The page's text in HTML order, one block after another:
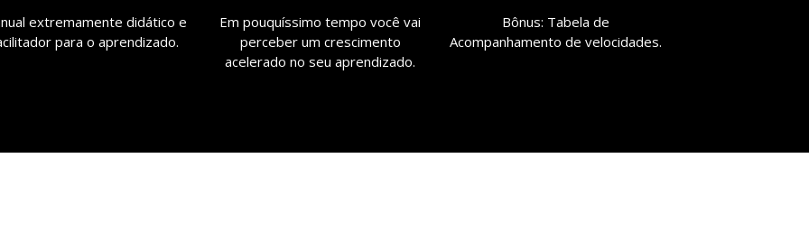
extremamente didático e
para o aprendizado.
Em pouquíssimo tempo você vai
perceber um crescimento
acelerado no seu aprendizado.
Bônus: Tabela de
Acompanhamento de velocidades.